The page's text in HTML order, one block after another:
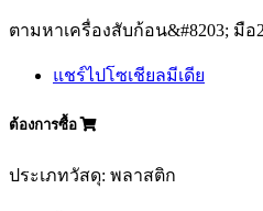
ตามหาเครื่องสับก้อน&#8203; มือ
แชร์ไปโซเชียลมีเดีย
ต้องการซื้อ
ประเภทวัสดุ: พลาสติก